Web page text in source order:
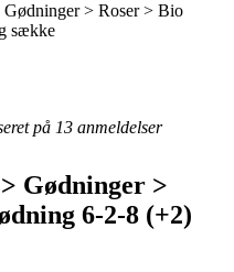
> Roser > Bio
sække
på 13 anmeldelser
Gødninger >
6-2-8 (+2)